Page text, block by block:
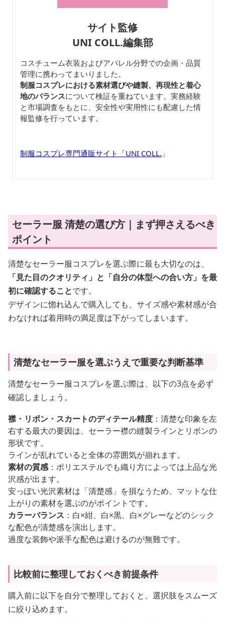
サイト監修
UNI COLL.編集部
コスチューム衣装およびアパレル分野での企画・品質
管理に携わってまいりました。
制服コスプレにおける素材選びや縫製、再現性と着心
地のバランスについて検証を重ねています。実務経験
と市場調査をもとに、安全性や実用性にも配慮した情
報監修を行っています。
制服コスプレ専門通販サイト「UNI COLL. 」
セーラー服 清楚の選び方｜まず押さえるべき
ポイント
清楚なセーラー服コスプレを選ぶ際に最も大切なのは、
「見た目のクオリティ」と「自分の体型への合い方」を最
初に確認することです。
デザインに惚れ込んで購入しても、サイズ感や素材感が合
わなければ着用時の満足度は下がってしまいます。
清楚なセーラー服を選ぶうえで重要な判断基準
清楚なセーラー服コスプレを選ぶ際は、以下の3点を必ず
確認しましょう。
襟・リボン・スカートのディテール精度 ：清楚な印象を左
右する最大の要因は、セーラー襟の縫製ラインとリボンの
形状です。
ラインが乱れていると全体の雰囲気が崩れます。
素材の質感：ポリエステルでも織り方によっては上品な光
沢感が出ます。
安っぽい光沢素材は「清楚感」を損なうため、マットな仕
上がりの素材を選ぶのがポイントです。
カラーバランス ：白×紺、白×黒、白×グレーなどのシック
な配色が清楚感を演出します。
過度な装飾や派手な配色は避けるのが無難です。
比較前に整理しておくべき前提条件
購入前に以下を自分で整理しておくと、選択肢をスムーズ
に絞り込めます。